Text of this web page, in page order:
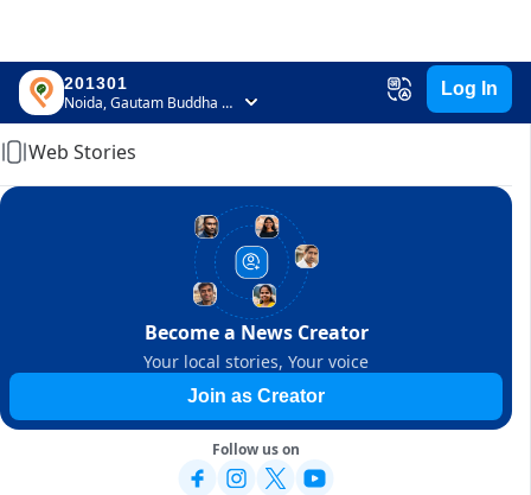
201301
Noida, Gautam Buddha Nagar, Uttar Pradesh
Log In
Home
Web Stories
Become a News Creator
Your local stories, Your voice
Join as Creator
Follow us on